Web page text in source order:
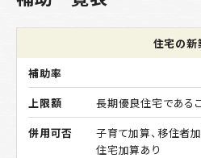
住宅の新
長期優良住宅である
子育て加算、移住者
住宅加算あり